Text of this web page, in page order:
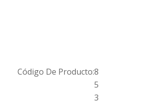
Código De Producto:8
5
3